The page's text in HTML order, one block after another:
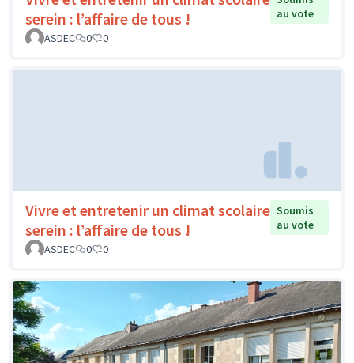
serein : l’affaire de tous !
au vote
ASDEC
0 0
Vivre et entretenir un climat scolaire
serein : l’affaire de tous !
Soumis
au vote
ASDEC
0 0